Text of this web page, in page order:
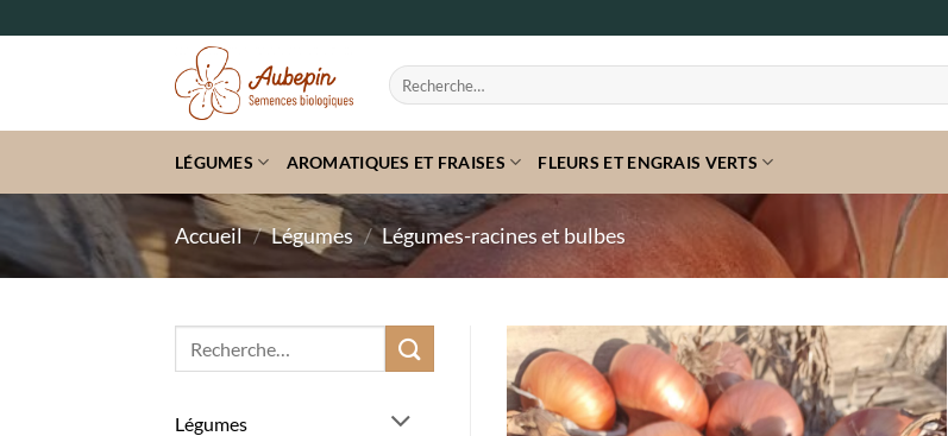
au
Recherche
pour :
LÉGUMES AROMATIQUES ET FRAISES FLEURS ET ENGRAIS VERTS
Accueil / Légumes / Légumes-racines et bulbes
Légumes